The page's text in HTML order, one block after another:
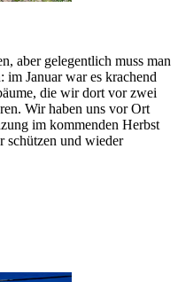
aber gelegentlich muss man
Januar war es krachend
die wir dort vor zwei
Wir haben uns vor Ort
im kommenden Herbst
schützen und wieder